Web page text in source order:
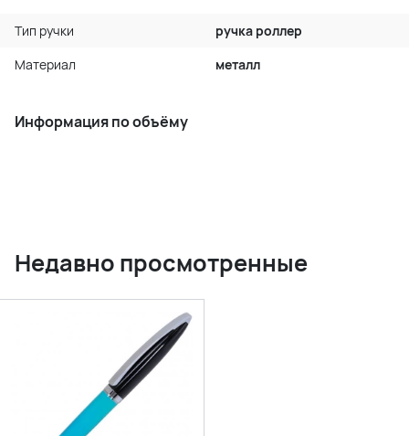
Тип ручки
ручка роллер
Материал
металл
Информация по объёму
Недавно просмотренные